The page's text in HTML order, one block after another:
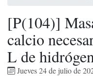
[P(104)]
calcio
L de
Jueves 24 de julio de